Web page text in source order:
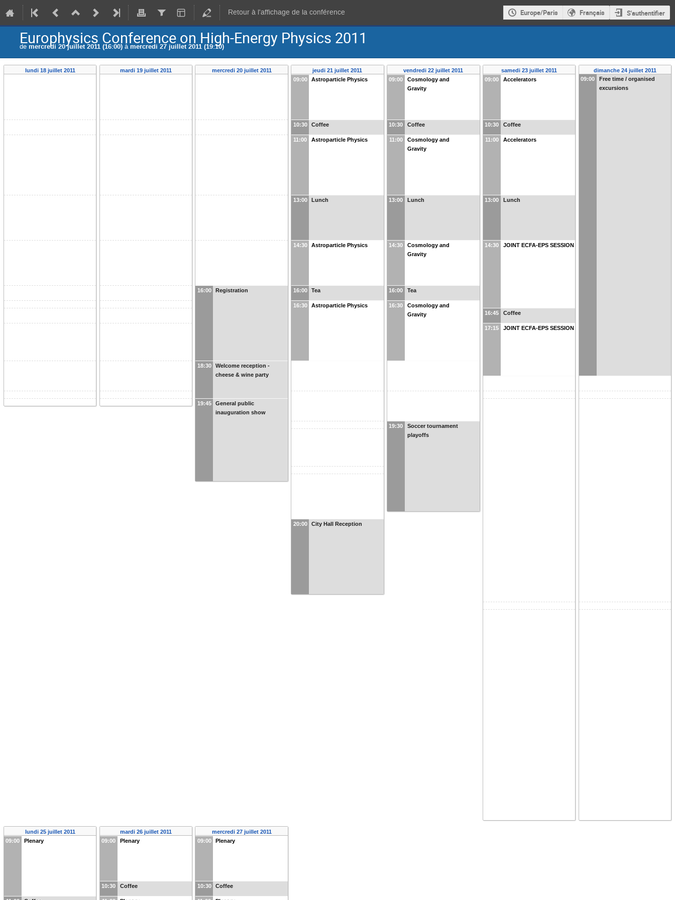
Retour à l'affichage de la conférence Europe/Paris Français S'authentifier
Europhysics Conference on High-Energy Physics 2011
de mercredi 20 juillet 2011 (16:00) àmercredi 27 juillet 2011 (19:10)
lundi 18 juillet 2011 mardi 19 juillet 2011 mercredi 20 juillet 2011
16:00 Registration
18:30
Welcome reception -
cheese & wine party
19:45
General public
inauguration show
jeudi 21 juillet 2011
09:00
Astroparticle Physics
10:30 Coffee
11:00 Astroparticle Physics
13:00 Lunch
14:30 Astroparticle Physics
16:00 Tea
16:30 Astroparticle Physics
20:00 City Hall Reception
vendredi 22 juillet 2011
09:00
Cosmology and
Gravity
10:30 Coffee
11:00
Cosmology and
Gravity
13:00 Lunch
14:30
Cosmology and
Gravity
16:00 Tea
16:30
Cosmology and
Gravity
19:30
Soccer tournament
playoffs
samedi 23 juillet 2011
09:00
Accelerators
10:30 Coffee
11:00 Accelerators
13:00 Lunch
14:30 JOINT ECFA-EPS SESSION
16:45 Coffee
17:15 JOINT ECFA-EPS SESSION
dimanche 24 juillet 2011
09:00
Free time / organised
excursions
lundi 25 juillet 2011
09:00
Plenary
mardi 26 juillet 2011
09:00
Plenary
10:30 Coffee
mercredi 27 juillet 2011
09:00
Plenary
10:30 Coffee